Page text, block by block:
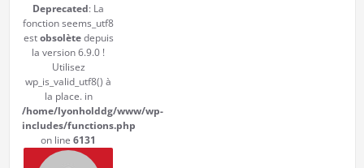
Deprecated: La
fonction seems_utf8
estobsolètedepuis
la version 6.9.0 !
Utilisez
wp_is_valid_utf8() à
la place. in
/home/lyonholddg/www/wp-
includes/functions.php
on line 6131